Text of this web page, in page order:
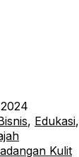
, Edukasi,
Kulit